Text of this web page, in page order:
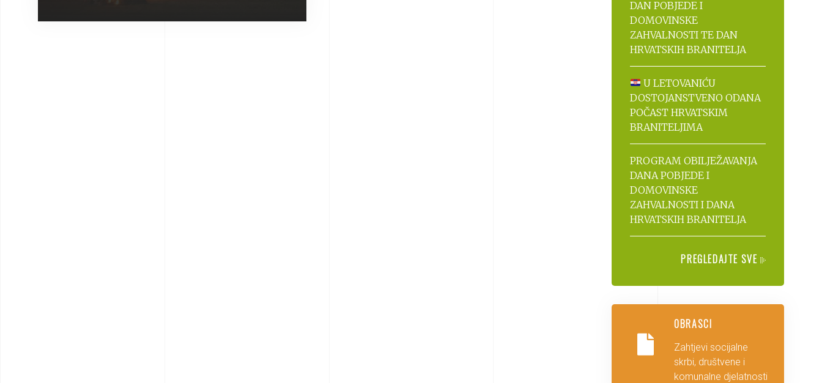
DAN POBJEDE I
DOMOVINSKE
ZAHVALNOSTI TE DAN
HRVATSKIH BRANITELJA
U LETOVANIĆU
DOSTOJANSTVENO ODANA
POČAST HRVATSKIM
BRANITELJIMA
PROGRAM OBILJEŽAVANJA
DANA POBJEDE I
DOMOVINSKE
ZAHVALNOSTI I DANA
HRVATSKIH BRANITELJA
PREGLEDAJTE SVE
OBRASCI
Zahtjevi socijalne
skrbi, društvene i
komunalne djelatnosti